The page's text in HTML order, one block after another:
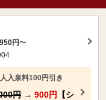
950円〜
入泉料100円引き
円 → 900円
【シ